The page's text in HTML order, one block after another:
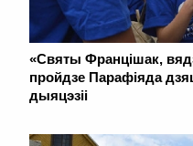
«Святы Францішак,
пройдзе Парафіяда
дыяцэзіі